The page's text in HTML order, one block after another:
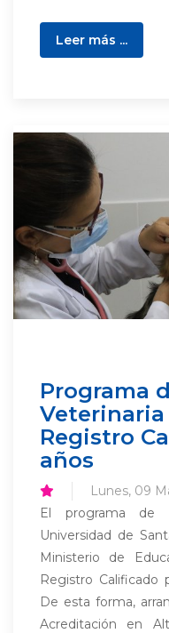
Leer más ...
Programa
Veterinaria
Registro
años
Lunes, 09
El programa de
Universidad de
Ministerio de
Registro Calificado
De esta forma,
Acreditación en